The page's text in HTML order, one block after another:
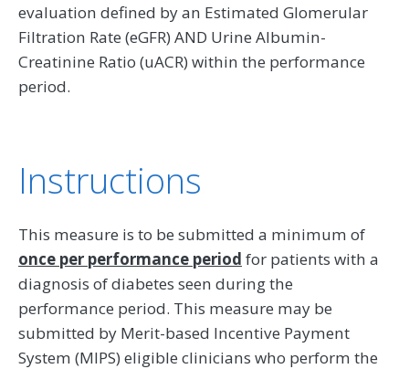
evaluation defined by an Estimated Glomerular
Filtration Rate (eGFR) AND Urine Albumin-
Creatinine Ratio (uACR) within the performance
period.
Instructions
This measure is to be submitted a minimum of
once per performance period for patients with a
diagnosis of diabetes seen during the
performance period. This measure may be
submitted by Merit-based Incentive Payment
System (MIPS) eligible clinicians who perform the